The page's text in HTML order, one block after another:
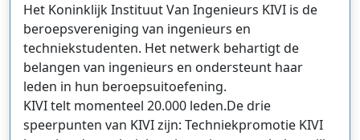
Het Koninklijk Instituut Van Ingenieurs KIVI is de
beroepsvereniging van ingenieurs en
techniekstudenten. Het netwerk behartigt de
belangen van ingenieurs en ondersteunt haar
leden in hun beroepsuitoefening.
KIVI telt momenteel 20.000 leden.De drie
speerpunten van KIVI zijn: Techniekpromotie KIVI